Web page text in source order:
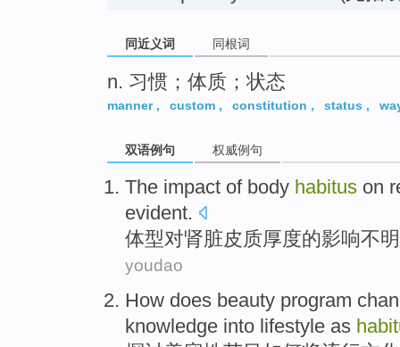
同近义词 同根词
n. 习惯；体质；状态
manner, custom , constitution , status ,
双语例句 权威例句
The impact of body habitus on
evident.
体型对肾脏皮质厚度的影响不
youdao
How does beauty program
knowledge into lifestyle as